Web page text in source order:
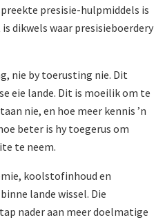
presisie-hulpmiddels is
dikwels waar presisieboerdery
nie by toerusting nie. Dit
eie lande. Dit is moeilik om te
nie, en hoe meer kennis ’n
beter is hy toegerus om
te neem.
koolstofinhoud en
lande wissel. Die
nader aan meer doel­matige